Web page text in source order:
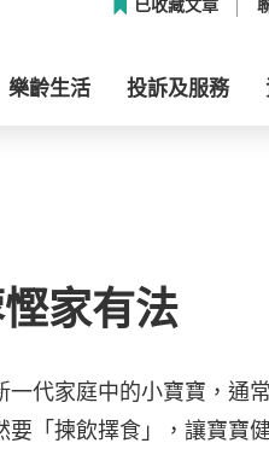
樂齡生活 投訴及服務
家有法
一代家庭中的小寶寶，通
要「揀飲擇食」，讓寶寶